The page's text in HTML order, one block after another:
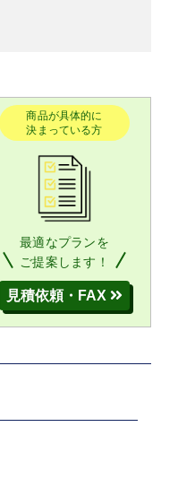
商品が具体的に
決まっている方
最適なプランを
ご提案します！
見積依頼・FAX